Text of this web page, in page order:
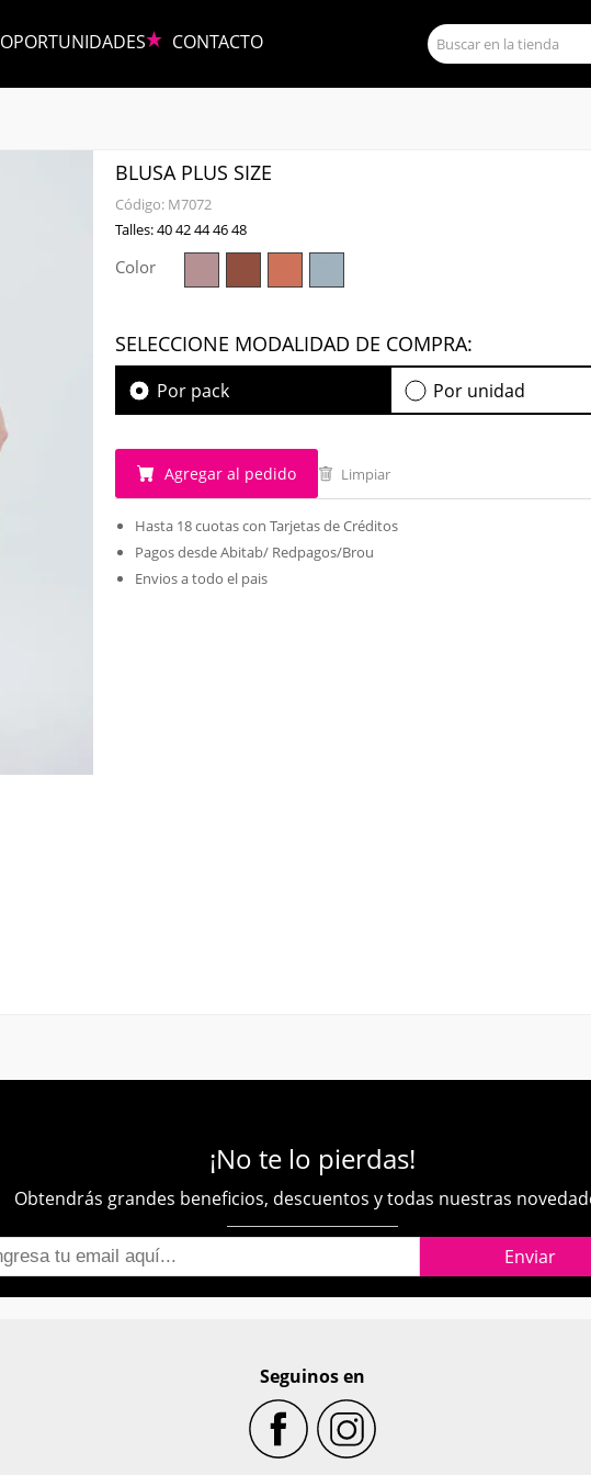
OPORTUNIDADES CONTACTO
BLUSA PLUS SIZE
Código: M7072
Talles: 40 42 44 46 48
Color
SELECCIONE MODALIDAD DE COMPRA:
Por pack Por unidad
Agregar al pedido Limpiar
Hasta 18 cuotas con Tarjetas de Créditos
Pagos desde Abitab/ Redpagos/Brou
Envios a todo el pais
¡No te lo pierdas!
Obtendrás grandes beneficios, descuentos y todas nuestras
Seguinos en